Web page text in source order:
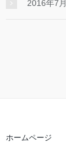
2016年7月
ホームページ